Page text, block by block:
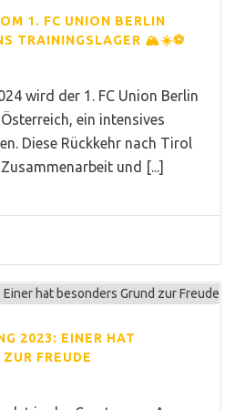
1. FC UNION BERLIN
TRAININGSLAGER 🏔️☀️⚽
wird der 1. FC Union Berlin
ein intensives
Diese Rückkehr nach Tirol
und [...]
2023: EINER HAT
FREUDE